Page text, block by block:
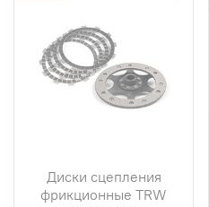
Диски сцепления
фрикционные TRW